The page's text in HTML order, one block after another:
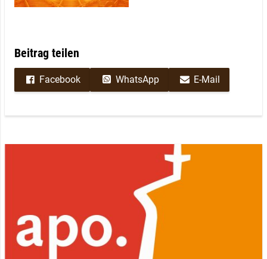
Beitrag teilen
Facebook WhatsApp E-Mail